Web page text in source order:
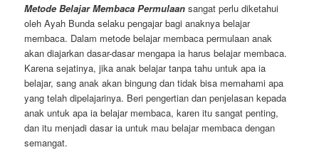
Metode Belajar Membaca Permulaan sangat perlu diketahui
oleh Ayah Bunda selaku pengajar bagi anaknya belajar
membaca. Dalam metode belajar membaca permulaan anak
akan diajarkan dasar-dasar mengapa ia harus belajar membaca.
Karena sejatinya, jika anak belajar tanpa tahu untuk apa ia
belajar, sang anak akan bingung dan tidak bisa memahami apa
yang telah dipelajarinya. Beri pengertian dan penjelasan kepada
anak untuk apa ia belajar membaca, karen itu sangat penting,
dan itu menjadi dasar ia untuk mau belajar membaca dengan
semangat.